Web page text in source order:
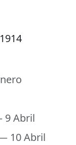
Abril
10 Abril